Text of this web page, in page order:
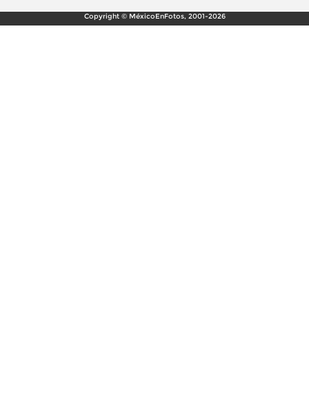
Copyright © MéxicoEnFotos, 2001-2026